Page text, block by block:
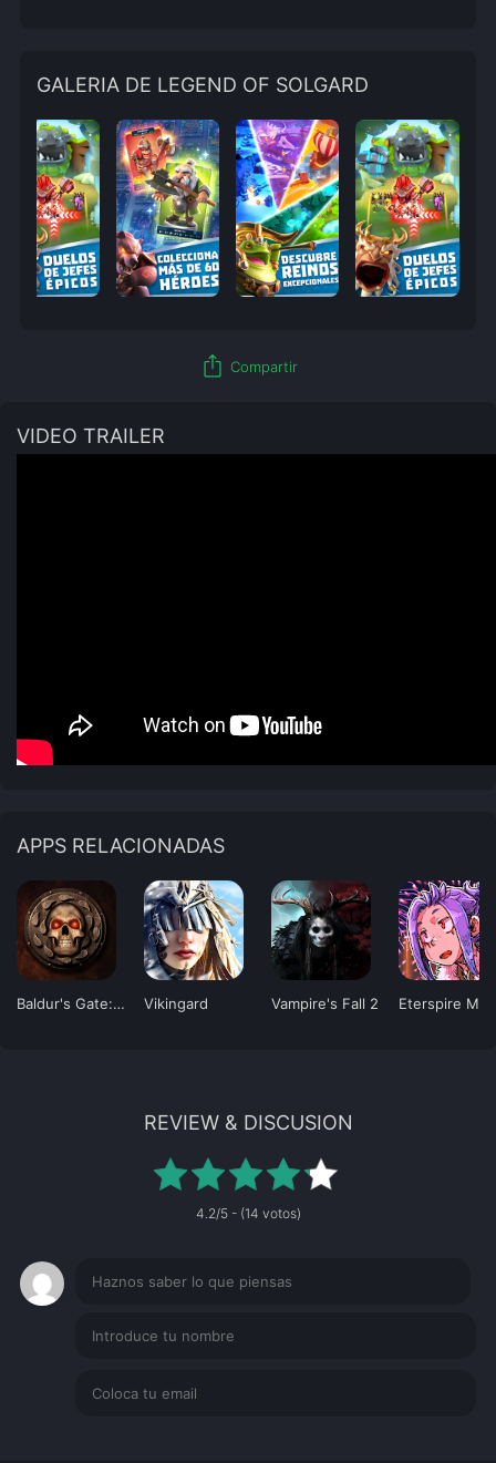
GALERIA DE LEGEND OF SOLGARD
ios_share Compartir
VIDEO TRAILER
APPS RELACIONADAS
Baldur's Gate: Enhanced Edition Vikingard Vampire's Fall 2
REVIEW & DISCUSION
4.2/5 - (14 votos)